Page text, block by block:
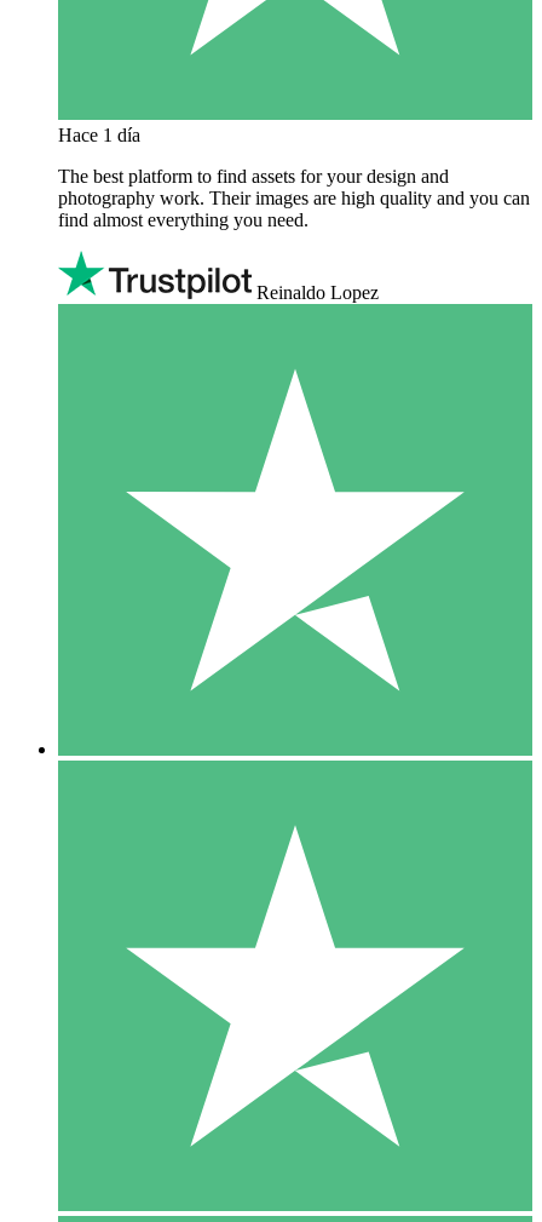
Hace 1 día
The best platform to find assets for your design and
photography work. Their images are high quality and you can
find almost everything you need.
Reinaldo Lopez